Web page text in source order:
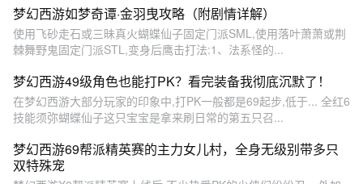
梦幻西游如梦奇谭·金羽曳攻略（附剧情详解）
使用飞砂走石或三昧真火蝴蝶仙子固定门派SML,使用落叶萧萧或荆
棘舞野鬼固定门派STL,变身后鹰击打法:1、法系怪的...
梦幻西游49级角色也能打PK？看完装备我彻底沉默了！
在梦幻西游大部分玩家的印象中,打PK一般都是69起步,低于... 全红6
技能须弥蝴蝶仙子这只宝宝是拿来刷日常的第五只召...
梦幻西游69帮派精英赛的主力女儿村，全身无级别带多只
双特殊宠